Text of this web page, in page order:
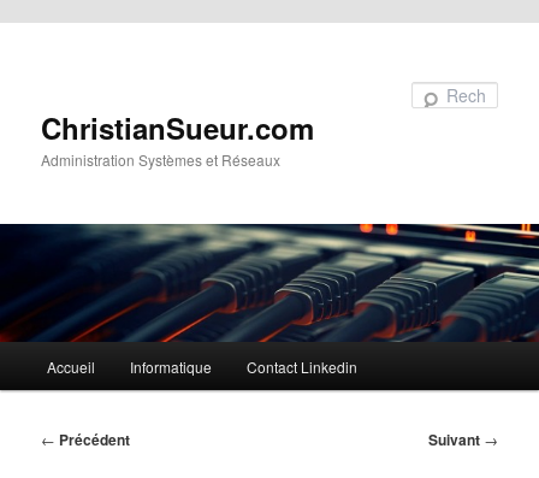
ChristianSueur.com
Administration Systèmes et Réseaux
principalAccueil Informatique Contact Linkedin
Navigation
← Précédent Suivant →